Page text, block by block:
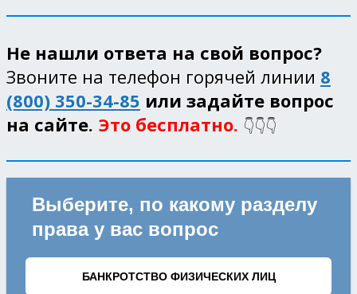
Не нашли ответа на свой вопрос?
Звоните на телефон горячей линии 8
(800) 350-34-85 или задайте вопрос
на сайте. Это бесплатно. 👇👇👇